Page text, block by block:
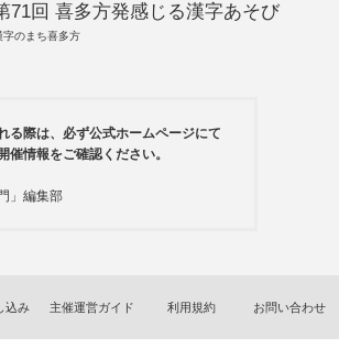
71回 喜多方発感じる漢字あそび
字のまち喜多方
る際は、必ず公式ホームページにて
催情報をご確認ください。
」編集部
込み 主催運営ガイド 利用規約 お問い合わせ